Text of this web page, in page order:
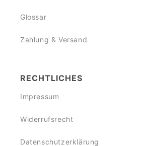
Glossar
Zahlung & Versand
RECHTLICHES
Impressum
Widerrufsrecht
Datenschutzerklärung